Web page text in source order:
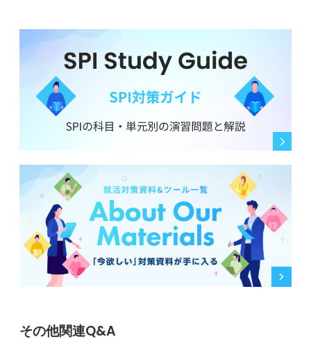
その他関連Q&A